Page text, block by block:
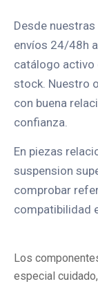
Desde
envíos 24/48h
catálogo activo
stock. Nuestro
con buena
confianza.
En piezas
suspension
comprobar
compatibilidad
Los
especial